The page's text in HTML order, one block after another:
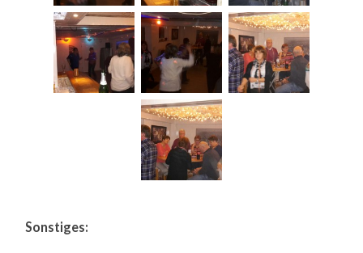
Sonstiges: